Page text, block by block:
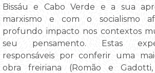
Bissáu e Cabo Verde e a sua
marxismo e com o socialismo
profundo impacto nos contextos
seu pensamento. Estas
responsáveis por conferir uma
obra freiriana (Romão e